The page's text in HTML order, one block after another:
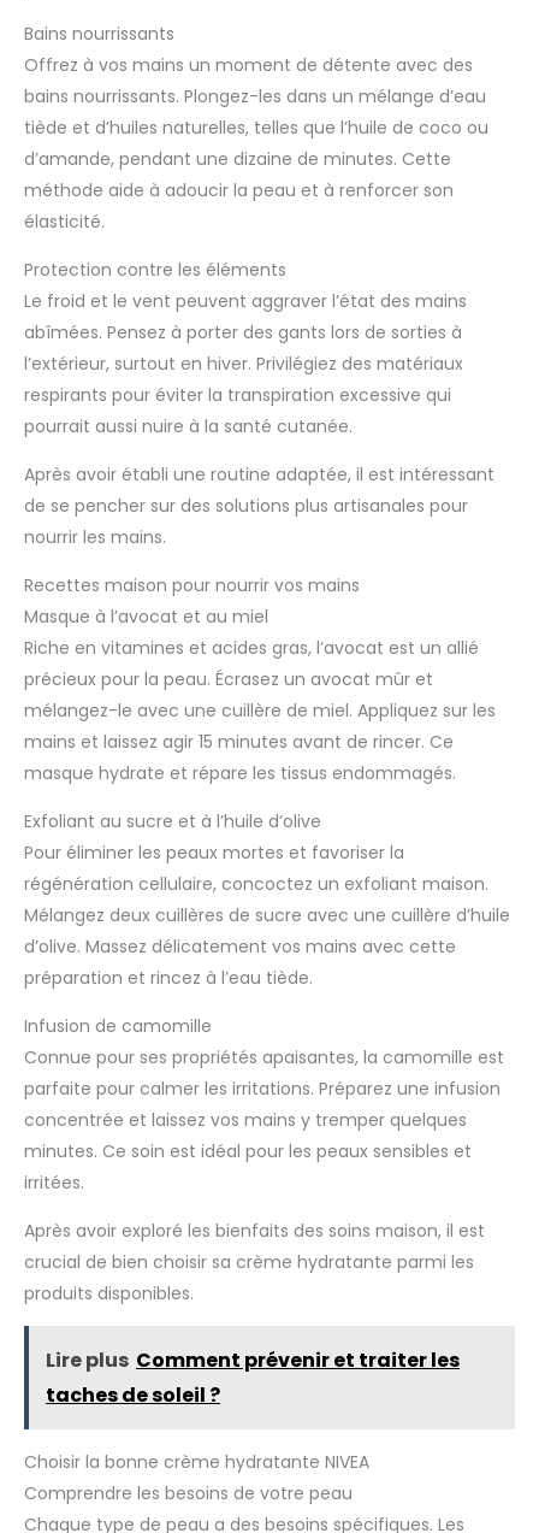
Bains nourrissants
Offrez à vos mains un moment de détente avec des
bains nourrissants. Plongez-les dans un mélange d’eau
tiède et d’huiles naturelles, telles que l’huile de coco ou
d’amande, pendant une dizaine de minutes. Cette
méthode aide à adoucir la peau et à renforcer son
élasticité.
Protection contre les éléments
Le froid et le vent peuvent aggraver l’état des mains
abîmées. Pensez à porter des gants lors de sorties à
l’extérieur, surtout en hiver. Privilégiez des matériaux
respirants pour éviter la transpiration excessive qui
pourrait aussi nuire à la santé cutanée.
Après avoir établi une routine adaptée, il est intéressant
de se pencher sur des solutions plus artisanales pour
nourrir les mains.
Recettes maison pour nourrir vos mains
Masque à l’avocat et au miel
Riche en vitamines et acides gras, l’avocat est un allié
précieux pour la peau. Écrasez un avocat mûr et
mélangez-le avec une cuillère de miel. Appliquez sur les
mains et laissez agir 15 minutes avant de rincer. Ce
masque hydrate et répare les tissus endommagés.
Exfoliant au sucre et à l’huile d’olive
Pour éliminer les peaux mortes et favoriser la
régénération cellulaire, concoctez un exfoliant maison.
Mélangez deux cuillères de sucre avec une cuillère d’huile
d’olive. Massez délicatement vos mains avec cette
préparation et rincez à l’eau tiède.
Infusion de camomille
Connue pour ses propriétés apaisantes, la camomille est
parfaite pour calmer les irritations. Préparez une infusion
concentrée et laissez vos mains y tremper quelques
minutes. Ce soin est idéal pour les peaux sensibles et
irritées.
Après avoir exploré les bienfaits des soins maison, il est
crucial de bien choisir sa crème hydratante parmi les
produits disponibles.
Lire plus Comment prévenir et traiter les
taches de soleil ?
Choisir la bonne crème hydratante NIVEA
Comprendre les besoins de votre peau
Chaque type de peau a des besoins spécifiques. Les